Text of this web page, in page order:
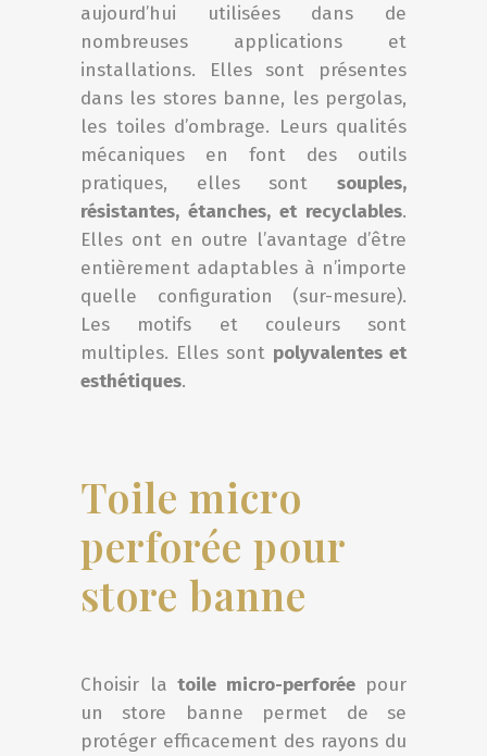
aujourd’hui utilisées dans de
nombreuses applications et
installations. Elles sont présentes
dans les stores banne, les pergolas,
les toiles d’ombrage. Leurs qualités
mécaniques en font des outils
pratiques, elles sont souples,
résistantes, étanches, et recyclables.
Elles ont en outre l’avantage d’être
entièrement adaptables à n’importe
quelle configuration (sur-mesure).
Les motifs et couleurs sont
multiples. Elles sont polyvalentes et
esthétiques.
Toile micro
perforée pour
store banne
Choisir la toile micro-perforéepour
un store banne permet de se
protéger efficacement des rayons du